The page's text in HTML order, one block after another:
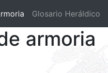
(current)
Glosario Heráldico
armoria